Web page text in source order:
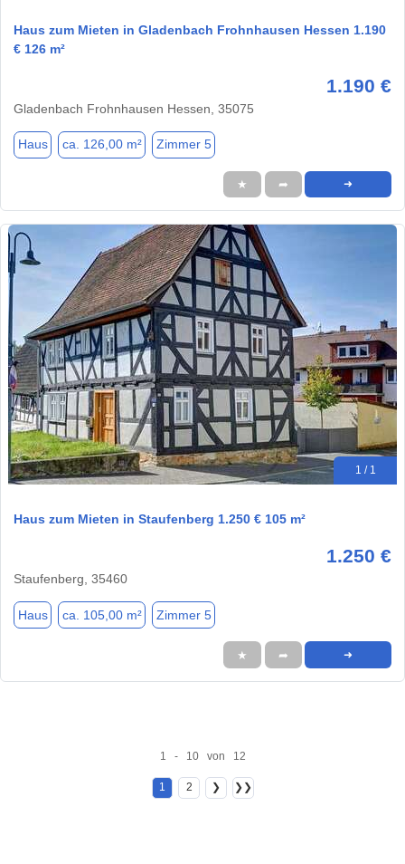
Haus zum Mieten in Gladenbach Frohnhausen Hessen 1.190
€ 126 m²
1.190 €
Gladenbach Frohnhausen Hessen, 35075
Haus ca. 126,00 m² Zimmer 5
★ ➦ ➜
1 / 1
Haus zum Mieten in Staufenberg 1.250 € 105 m²
1.250 €
Staufenberg, 35460
Haus ca. 105,00 m² Zimmer 5
★ ➦ ➜
1 - 10 von 12
1 2 ❯ ❯❯